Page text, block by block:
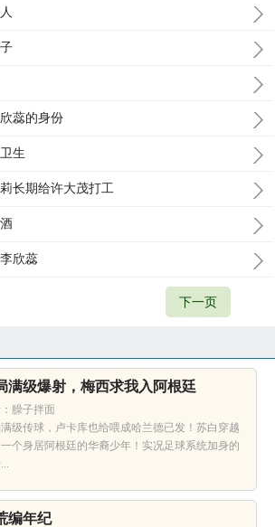
蕊的身份
生
长期给许大茂打工
欣蕊
下一页
满级爆射，梅西求我入阿根廷
臊子拌面
级传球，卢卡库也给喂成哈兰德已发！苏白穿越
个身居阿根廷的华裔少年！实况足球系统加身的
编年纪